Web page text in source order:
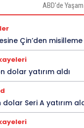
ABD'de Yaşam
Çin’den misilleme
dolar yatırım aldı
Seri A yatırım